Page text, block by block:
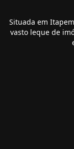
Situada em
vasto leque de